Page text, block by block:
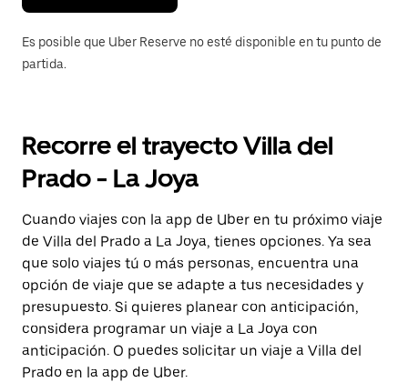
Es posible que Uber Reserve no esté disponible en tu punto de
partida.
Recorre el trayecto Villa del
Prado - La Joya
Cuando viajes con la app de Uber en tu próximo viaje
de Villa del Prado a La Joya, tienes opciones. Ya sea
que solo viajes tú o más personas, encuentra una
opción de viaje que se adapte a tus necesidades y
presupuesto. Si quieres planear con anticipación,
considera programar un viaje a La Joya con
anticipación. O puedes solicitar un viaje a Villa del
Prado en la app de Uber.